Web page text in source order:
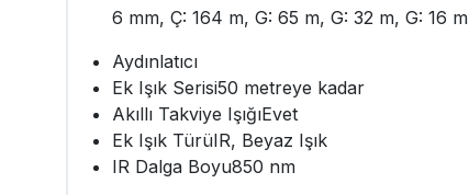
6 mm, Ç: 164 m, G: 65 m, G: 32 m, G: 16 m
Aydınlatıcı
Ek Işık Serisi50 metreye kadar
Akıllı Takviye IşığıEvet
Ek Işık TürüIR, Beyaz Işık
IR Dalga Boyu850 nm